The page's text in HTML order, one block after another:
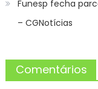
Funesp fecha
– CGNotícias
Comentários